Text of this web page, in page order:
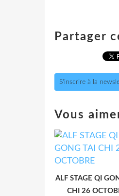
Partager
S'inscrire à la
Vous
ALF STAGE QI
CHI 26